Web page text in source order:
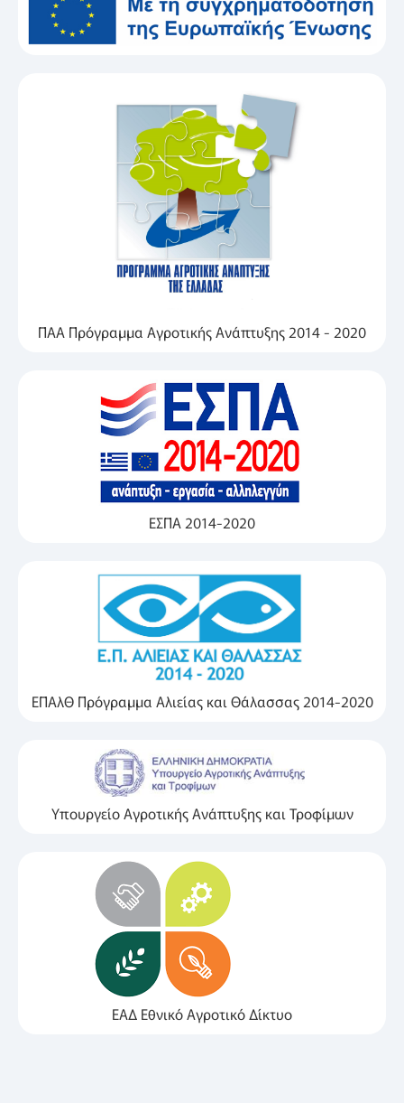
ΠΑΑ Πρόγραμμα Αγροτικής Ανάπτυξης 2014 - 2020
ΕΣΠΑ 2014-2020
ΕΠΑλΘ Πρόγραμμα Αλιείας και Θάλασσας 2014-2020
Υπουργείο Αγροτικής Ανάπτυξης και Τροφίμων
ΕΑΔ Εθνικό Αγροτικό Δίκτυο